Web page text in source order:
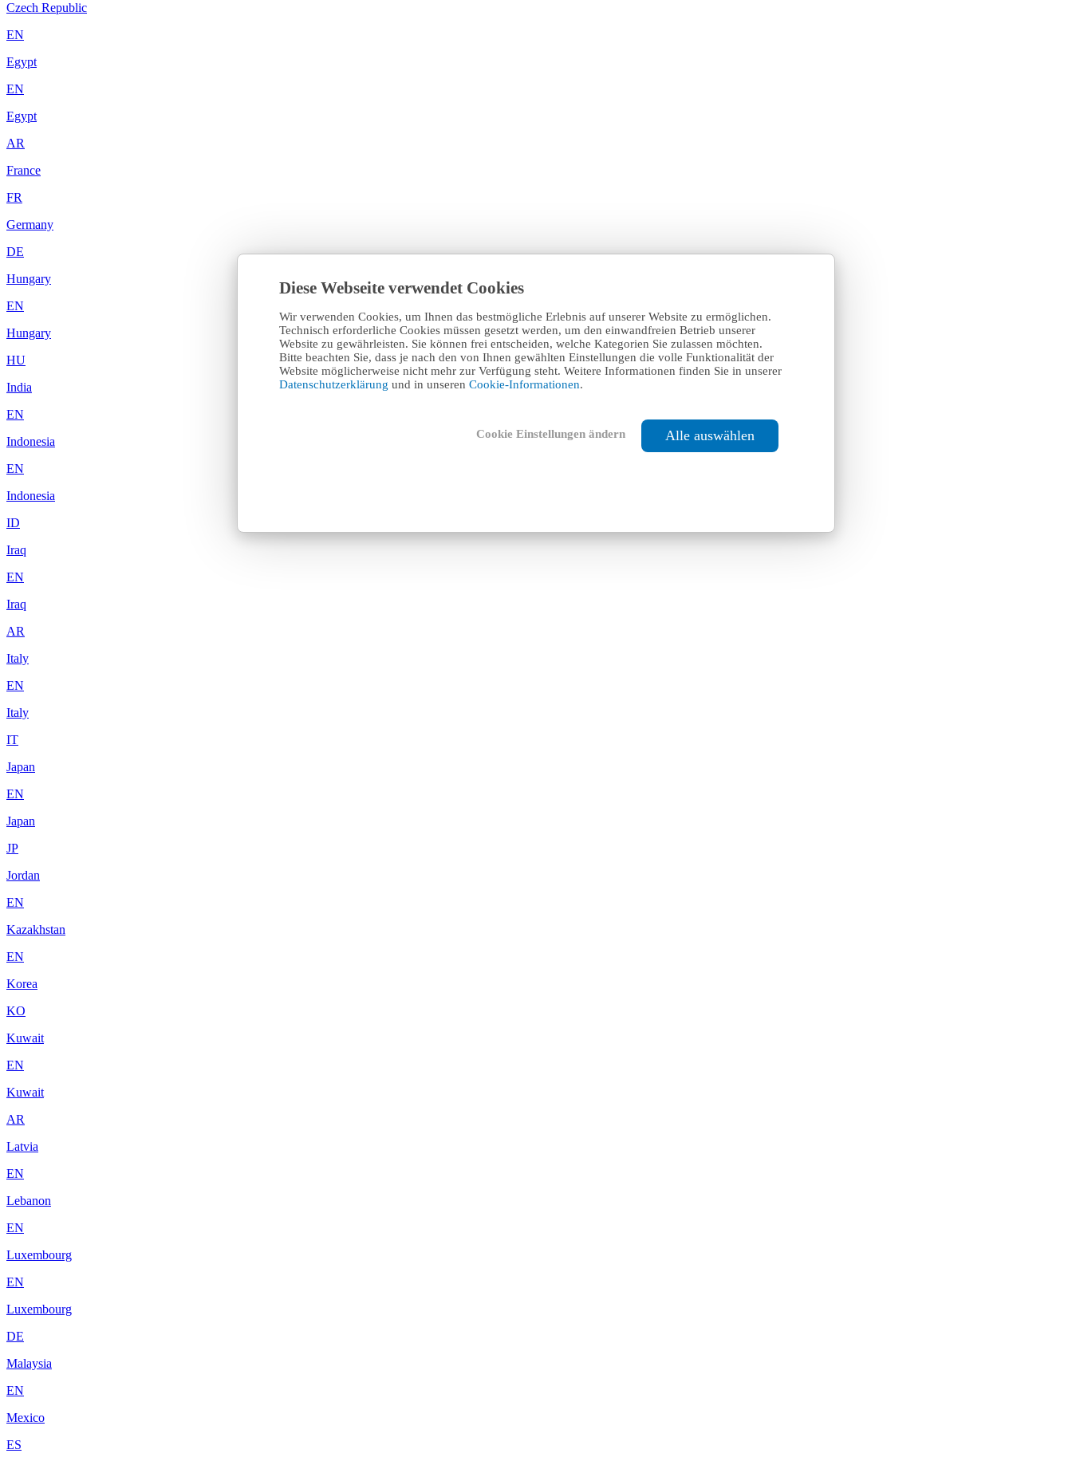
Diese Webseite verwendet Cookies
Wir verwenden Cookies, um Ihnen das bestmögliche Erlebnis auf unserer Website zu ermöglichen.
Technisch erforderliche Cookies müssen gesetzt werden, um den einwandfreien Betrieb unserer
Website zu gewährleisten. Sie können frei entscheiden, welche Kategorien Sie zulassen möchten.
Bitte beachten Sie, dass je nach den von Ihnen gewählten Einstellungen die volle Funktionalität der
Website möglicherweise nicht mehr zur Verfügung steht. Weitere Informationen finden Sie in unserer
Datenschutzerklärung und in unseren Cookie-Informationen.
Cookie Einstellungen ändern Alle auswählen
Czech Republic
EN
Egypt
EN
Egypt
AR
France
FR
Germany
DE
Hungary
EN
Hungary
HU
India
EN
Indonesia
EN
Indonesia
ID
Iraq
EN
Iraq
AR
Italy
EN
Italy
IT
Japan
EN
Japan
JP
Jordan
EN
Kazakhstan
EN
Korea
KO
Kuwait
EN
Kuwait
AR
Latvia
EN
Lebanon
EN
Luxembourg
EN
Luxembourg
DE
Malaysia
EN
Mexico
ES